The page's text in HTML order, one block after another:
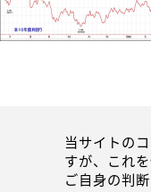
当サイトの
すが、これ
ご自身の判